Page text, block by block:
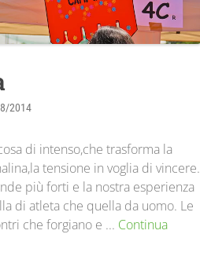
2014
di intenso,che trasforma la
tensione in voglia di vincere.
più forti e la nostra esperienza
di atleta che quella da uomo. Le
che forgiano e ... Continua